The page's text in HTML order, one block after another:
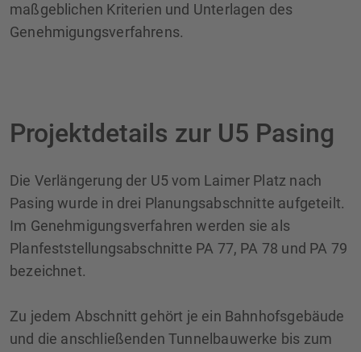
maßgeblichen Kriterien und Unterlagen des
Genehmigungsverfahrens.
Projektdetails zur U5 Pasing
Die Verlängerung der U5 vom Laimer Platz nach
Pasing wurde in drei Planungsabschnitte aufgeteilt.
Im Genehmigungsverfahren werden sie als
Planfeststellungsabschnitte PA 77, PA 78 und PA 79
bezeichnet.
Zu jedem Abschnitt gehört je ein Bahnhofsgebäude
und die anschließenden Tunnelbauwerke bis zum